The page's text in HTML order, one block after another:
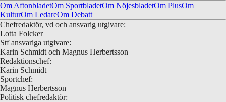
Om AftonbladetOm SportbladetOm NöjesbladetOm PlusOm
KulturOm LedareOm Debatt
Chefredaktör, vd och ansvarig utgivare:
Lotta Folcker
Stf ansvariga utgivare:
Karin Schmidt och Magnus Herbertsson
Redaktionschef:
Karin Schmidt
Sportchef:
Magnus Herbertsson
Politisk chefredaktör: